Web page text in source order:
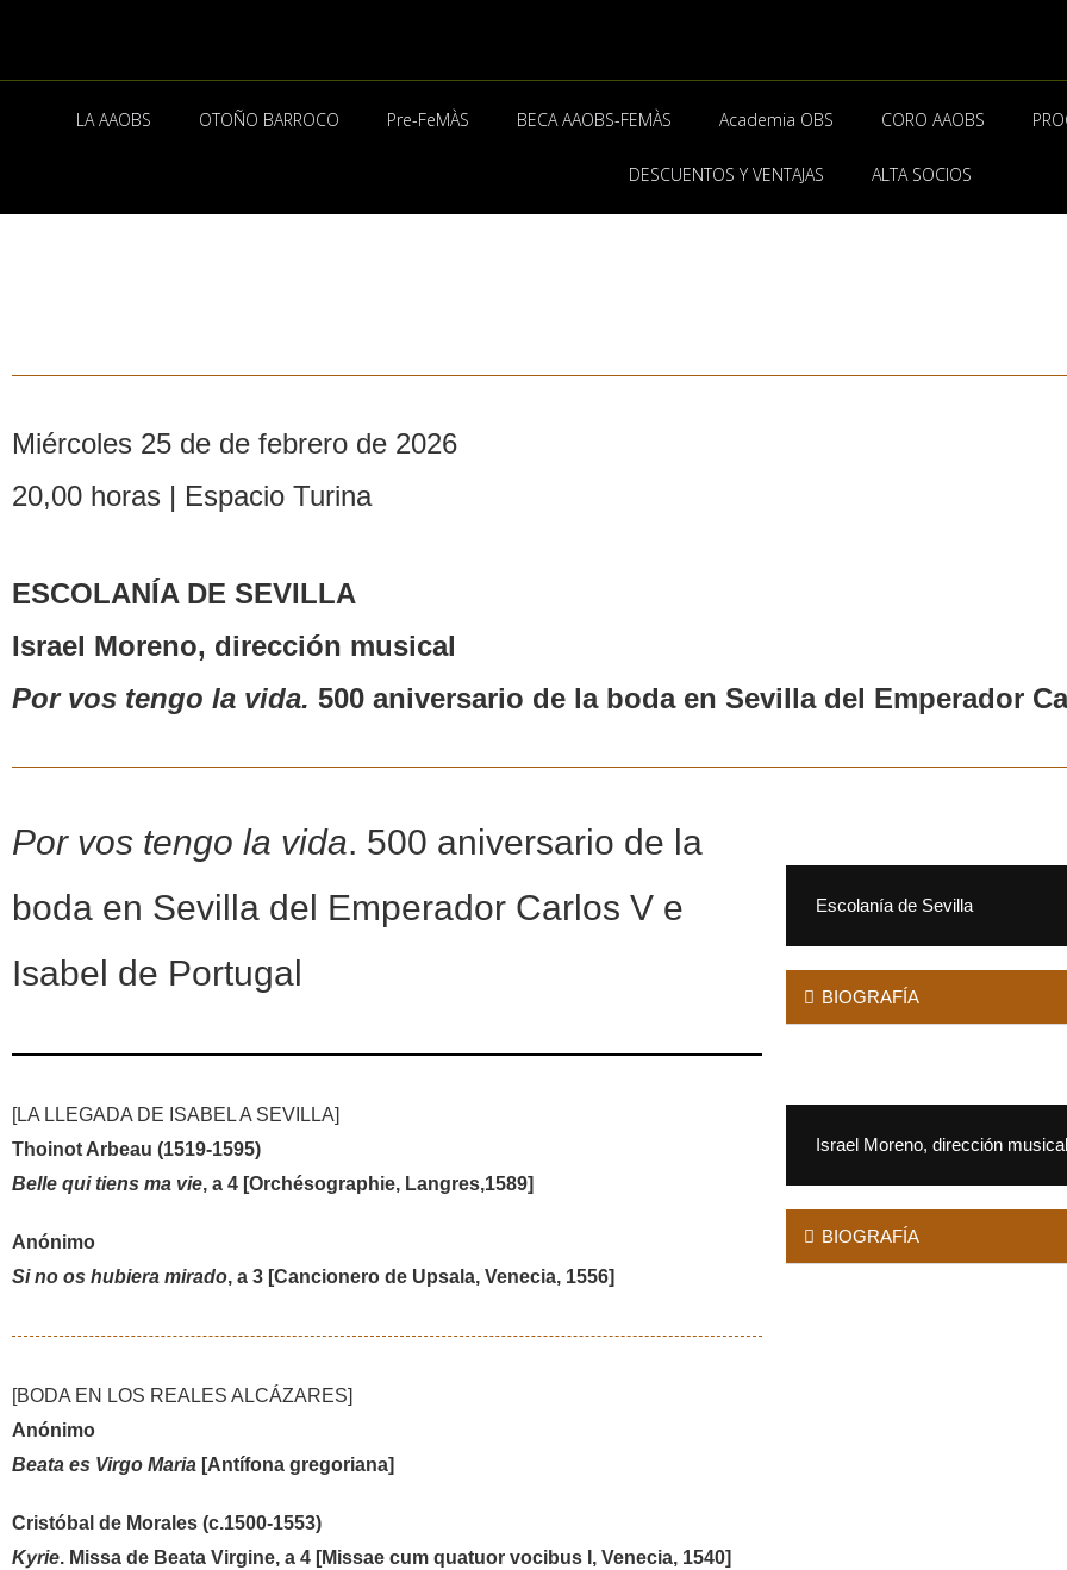
contenido
LA AAOBS OTOÑO BARROCO Pre-FeMÀS BECA AAOBS-FEMÀS Academia OBS CORO AAOBS
DESCUENTOS Y VENTAJAS ALTA SOCIOS
Miércoles 25 de de febrero de 2026
20,00 horas | Espacio Turina
ESCOLANÍA DE SEVILLA
Israel Moreno, dirección musical
Por vos tengo la vida. 500 aniversario de la boda en Sevilla del Emperador
Por vos tengo la vida. 500 aniversario de la
boda en Sevilla del Emperador Carlos V e
Isabel de Portugal
[LA LLEGADA DE ISABEL A SEVILLA]
Thoinot Arbeau (1519-1595)
Belle qui tiens ma vie, a 4 [Orchésographie, Langres,1589]
Anónimo
Si no os hubiera mirado, a 3 [Cancionero de Upsala, Venecia, 1556]
[BODA EN LOS REALES ALCÁZARES]
Anónimo
Beata es Virgo Maria [Antífona gregoriana]
Cristóbal de Morales (c.1500-1553)
Kyrie. Missa de Beata Virgine, a 4 [Missae cum quatuor vocibus I, Venecia, 1540]
Escolanía de Sevilla
BIOGRAFÍA
Israel Moreno, dirección musical
BIOGRAFÍA